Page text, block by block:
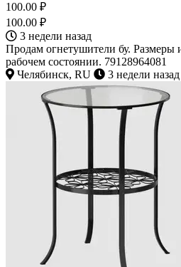
100.00 ₽
100.00 ₽
3 недели назад
Продам огнетушители бу. Размеры
рабочем состоянии. 79128964081
Челябинск, RU
3 недели назад